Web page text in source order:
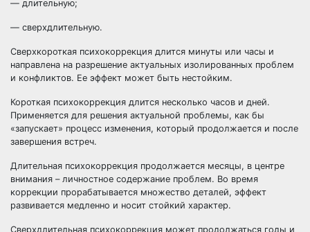
— длительную;
— сверхдлительную.
Сверхкороткая психокоррекция длится минуты или часы и
направлена на разрешение актуальных изолированных проблем
и конфликтов. Ее эффект может быть нестойким.
Короткая психокоррекция длится несколько часов и дней.
Применяется для решения актуальной проблемы, как бы
«запускает» процесс изменения, который продолжается и после
завершения встреч.
Длительная психокоррекция продолжается месяцы, в центре
внимания – личностное содержание проблем. Во время
коррекции прорабатывается множество деталей, эффект
развивается медленно и носит стойкий характер.
Сверхдлительная психокоррекция может продолжаться годы и